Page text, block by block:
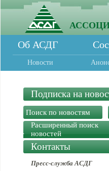
Об АСДГ
Новости
Подписка на
Расширенный поиск
новостей
Контакты
Пресс-служба АСДГ